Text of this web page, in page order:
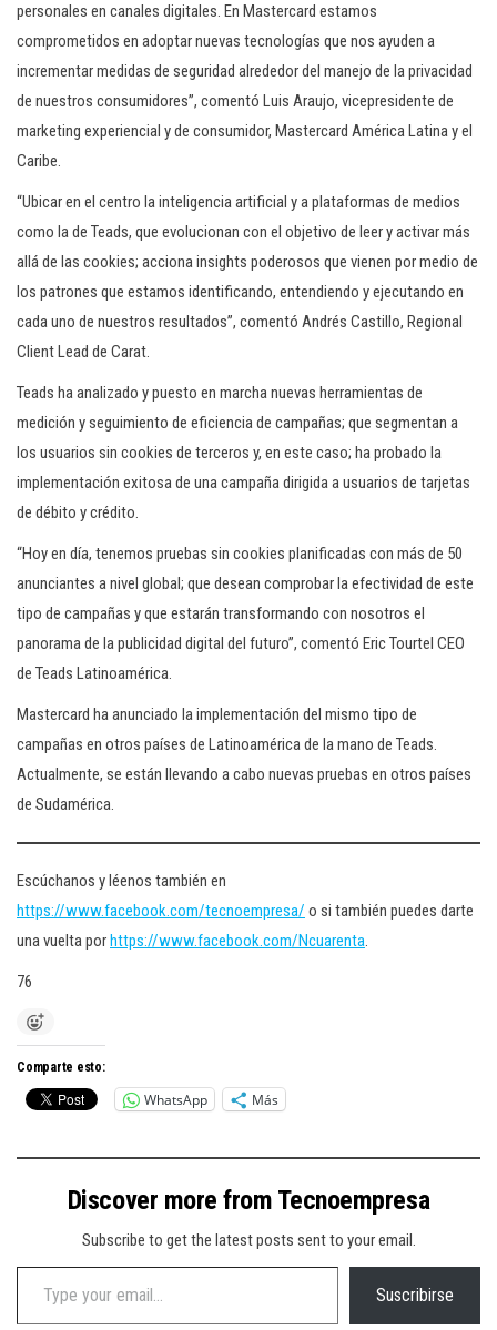
personales en canales digitales. En Mastercard estamos
comprometidos en adoptar nuevas tecnologías que nos ayuden a
incrementar medidas de seguridad alrededor del manejo de la privacidad
de nuestros consumidores”, comentó Luis Araujo, vicepresidente de
marketing experiencial y de consumidor, Mastercard América Latina y el
Caribe.
“Ubicar en el centro la inteligencia artificial y a plataformas de medios
como la de Teads, que evolucionan con el objetivo de leer y activar más
allá de las cookies; acciona insights poderosos que vienen por medio de
los patrones que estamos identificando, entendiendo y ejecutando en
cada uno de nuestros resultados”, comentó Andrés Castillo, Regional
Client Lead de Carat.
Teads ha analizado y puesto en marcha nuevas herramientas de
medición y seguimiento de eficiencia de campañas; que segmentan a
los usuarios sin cookies de terceros y, en este caso; ha probado la
implementación exitosa de una campaña dirigida a usuarios de tarjetas
de débito y crédito.
“Hoy en día, tenemos pruebas sin cookies planificadas con más de 50
anunciantes a nivel global; que desean comprobar la efectividad de este
tipo de campañas y que estarán transformando con nosotros el
panorama de la publicidad digital del futuro”, comentó Eric Tourtel CEO
de Teads Latinoamérica.
Mastercard ha anunciado la implementación del mismo tipo de
campañas en otros países de Latinoamérica de la mano de Teads.
Actualmente, se están llevando a cabo nuevas pruebas en otros países
de Sudamérica.
Escúchanos y léenos también en
https://www.facebook.com/tecnoempresa/ o si también puedes darte
una vuelta porhttps://www.facebook.com/Ncuarenta.
76
Comparte esto:
WhatsApp Más
Discover more from Tecnoempresa
Subscribe to get the latest posts sent to your email.
Type your email…
Suscribirse